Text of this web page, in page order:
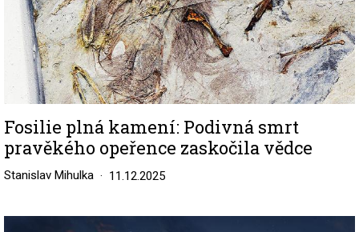
Fosilie plná kamení: Podivná smrt
pravěkého opeřence zaskočila vědce
Stanislav Mihulka 11.12.2025